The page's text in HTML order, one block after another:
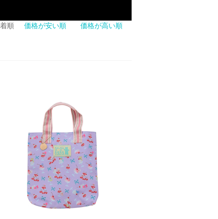
順 価格が安い順 価格が高い順